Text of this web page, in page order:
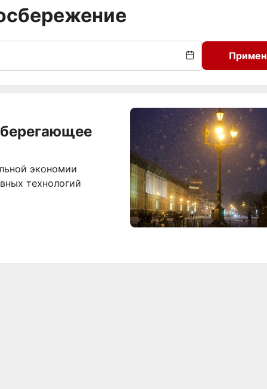
экономии
технологий